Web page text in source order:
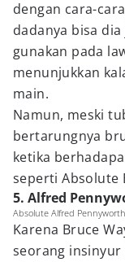
dengan cara-
dadanya bisa
gunakan pada
menunjukkan
main.
Namun, meski
bertarungnya
ketika
seperti Absolute
5. Alfred
Absolute Alfred
Karena Bruce
seorang insinyur